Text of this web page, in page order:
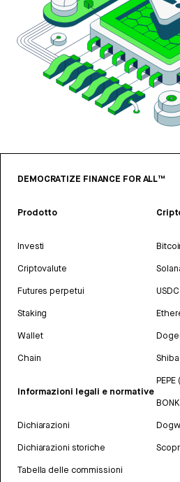
DEMOCRATIZE FINANCE FOR ALL™
Prodotto
Investi
Criptovalute
Futures perpetui
Staking
Wallet
Chain
Informazioni legali e normative
Dichiarazioni
Dichiarazioni storiche
Tabella delle commissioni
PEPE